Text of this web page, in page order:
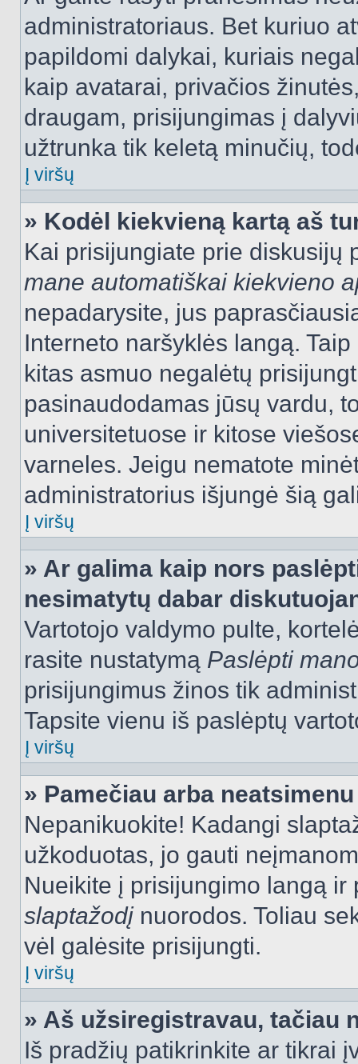
administratoriaus. Bet kuriuo
papildomi dalykai, kuriais
kaip avatarai, privačios
draugam, prisijungimas į
užtrunka tik keletą minučių,
Į viršų
» Kodėl kiekvieną kartą aš
Kai prisijungiate prie diskusijų
mane automatiškai kiekvieno
nepadarysite, jus
Interneto naršyklės langą.
kitas asmuo negalėtų
pasinaudodamas jūsų vardu,
universitetuose ir kitose
varneles. Jeigu nematote
administratorius išjungė šią
Į viršų
» Ar galima kaip nors
nesimatytų dabar
Vartotojo valdymo pulte,
rasite nustatymą Paslėpti
prisijungimus žinos tik
Tapsite vienu iš paslėptų
Į viršų
» Pamečiau arba
Nepanikuokite! Kadangi
užkoduotas, jo gauti
Nueikite į prisijungimo langą
slaptažodįnuorodos. Toliau
vėl galėsite prisijungti.
Į viršų
» Aš užsiregistravau, tačiau
Iš pradžių patikrinkite ar tikrai